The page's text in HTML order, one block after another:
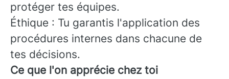
protéger tes équipes.
Éthique : Tu garantis l'application des
procédures internes dans chacune de
tes décisions.
Ce que l'on apprécie chez toi